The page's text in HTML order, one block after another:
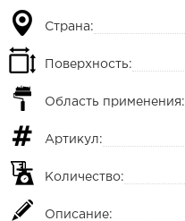
Страна:
Поверхность:
Область применения:
Артикул:
Количество:
Описание: